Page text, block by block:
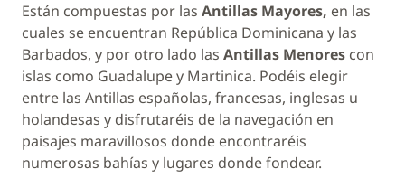
Están compuestas por las Antillas Mayores, en las
cuales se encuentran República Dominicana y las
Barbados, y por otro lado las Antillas Menores con
islas como Guadalupe y Martinica. Podéis elegir
entre las Antillas españolas, francesas, inglesas u
holandesas y disfrutaréis de la navegación en
paisajes maravillosos donde encontraréis
numerosas bahías y lugares donde fondear.